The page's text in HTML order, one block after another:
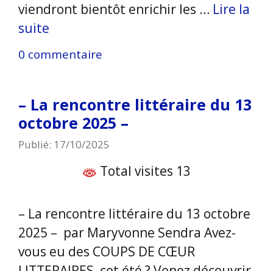
viendront bientôt enrichir les … Lire la
suite
0 commentaire
– La rencontre littéraire du 13
octobre 2025 –
Publié: 17/10/2025
Total visites 13
– La rencontre littéraire du 13 octobre
2025 – par Maryvonne Sendra Avez-
vous eu des COUPS DE CŒUR